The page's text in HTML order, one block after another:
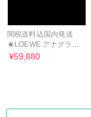
関税送料込国内発送
★LOEWE アナグラム
ベルト
¥59,880